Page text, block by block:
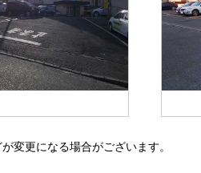
変更になる場合がございます。